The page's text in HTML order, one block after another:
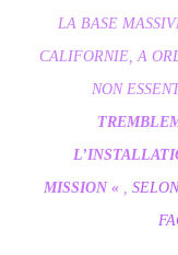
LA BASE
CALIFORNIE, A
NON
MISSION « ,